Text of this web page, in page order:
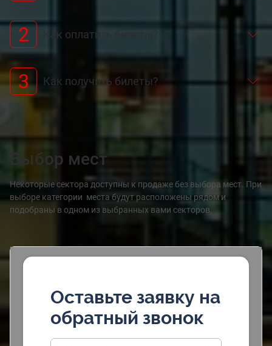
2 Как оплатить билеты?
3 Как получить билеты?
Выбор мест
Некоторые сектора доступны к продаже без выбора мест. При
выборе категории места будут расположены рядом и
подобраны в одном из выбранных вами секторов.
Оставьте заявку на
обратный звонок